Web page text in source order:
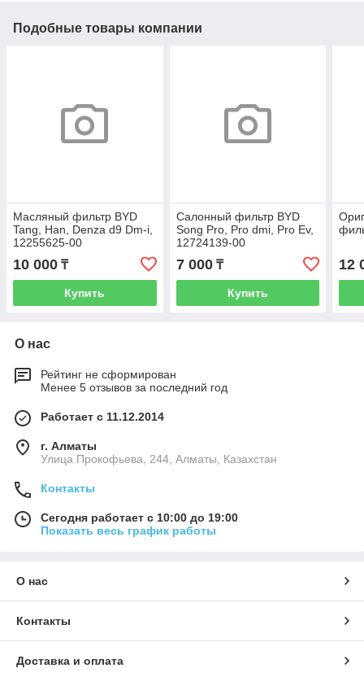
Подобные товары компании
Масляный фильтр BYD
Tang, Han, Denza d9 Dm-i,
12255625-00
10 000 ₸
Купить
Салонный фильтр BYD
Song Pro, Pro dmi, Pro Ev,
12724139-00
7 000₸
Купить
12
О нас
Рейтинг не сформирован
Менее 5 отзывов за последний год
Работает с 11.12.2014
г. Алматы
​Улица Прокофьева, 244, Алматы, Казахстан
Контакты
Сегодня работает с 10:00 до 19:00
Показать весь график работы
О нас
Контакты
Доставка и оплата